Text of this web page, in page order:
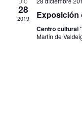
28
2019 Exposición
Centro cultural
Martín de